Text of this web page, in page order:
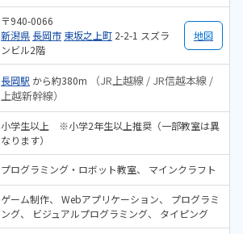
〒940-0066
新潟県 長岡市 東坂之上町 2-2-1 スズラ
ンビル2階
地図
長岡駅 から約380m
（JR上越線 / JR信越本線 /
上越新幹線）
小学生以上 ※小学2年生以上推奨（一部教室は異
なります）
プログラミング・ロボット教室 マインクラフト
ゲーム制作 Webアプリケーション
プログラミ
ング
ビジュアルプログラミング タイピング